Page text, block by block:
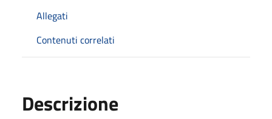
Allegati
Contenuti correlati
Descrizione